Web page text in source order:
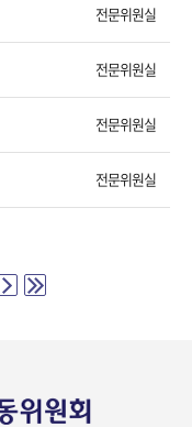
전문위원실
전문위원실
전문위원실
전문위원실